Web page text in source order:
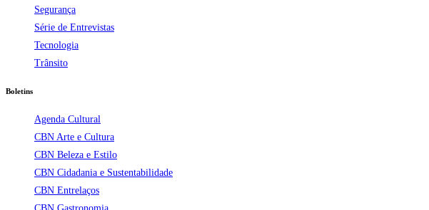
Segurança
Série de Entrevistas
Tecnologia
Trânsito
Boletins
Agenda Cultural
CBN Arte e Cultura
CBN Beleza e Estilo
CBN Cidadania e Sustentabilidade
CBN Entrelaços